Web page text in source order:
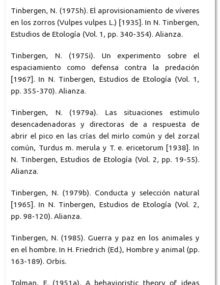
Tinbergen, N. (1975h). El aprovisionamiento de víveres
en los zorros (Vulpes vulpes L.) [1935]. In N. Tinbergen,
Estudios de Etología (Vol. 1, pp. 340-354). Alianza.
Tinbergen, N. (1975i). Un experimento sobre el
espaciamiento como defensa contra la predación
[1967]. In N. Tinbergen, Estudios de Etología (Vol. 1,
pp. 355-370). Alianza.
Tinbergen, N. (1979a). Las situaciones estimulo
desencadenadoras y directoras de a respuesta de
abrir el pico en las crías del mirlo común y del zorzal
común, Turdus m. merula y T. e. ericetorum [1938]. In
N. Tinbergen, Estudios de Etología (Vol. 2, pp. 19-55).
Alianza.
Tinbergen, N. (1979b). Conducta y selección natural
[1965]. In N. Tinbergen, Estudios de Etología (Vol. 2,
pp. 98-120). Alianza.
Tinbergen, N. (1985). Guerra y paz en los animales y
en el hombre. In H. Friedrich (Ed.), Hombre y animal (pp.
163-189). Orbis.
Tolman, E. (1951a). A behavioristic theory of ideas